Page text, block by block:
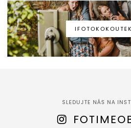
SLEDUJTE NÁS NA